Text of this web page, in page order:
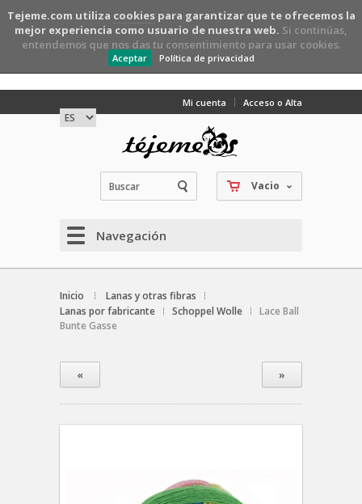
Tejeme.com utiliza cookiespara garantizar que te ofrecemos la
mejor experiencia como usuario de nuestra web. Si continúas,
entendemos que nos das tu consentimiento para usar cookies.
Aceptar Política de privacidad
Mi cuenta Acceso o Alta
Vacio
Navegación
Inicio
Lanas y otras fibras
Lanas por fabricante
Schoppel Wolle
Lace Ball
Bunte Gasse
« »